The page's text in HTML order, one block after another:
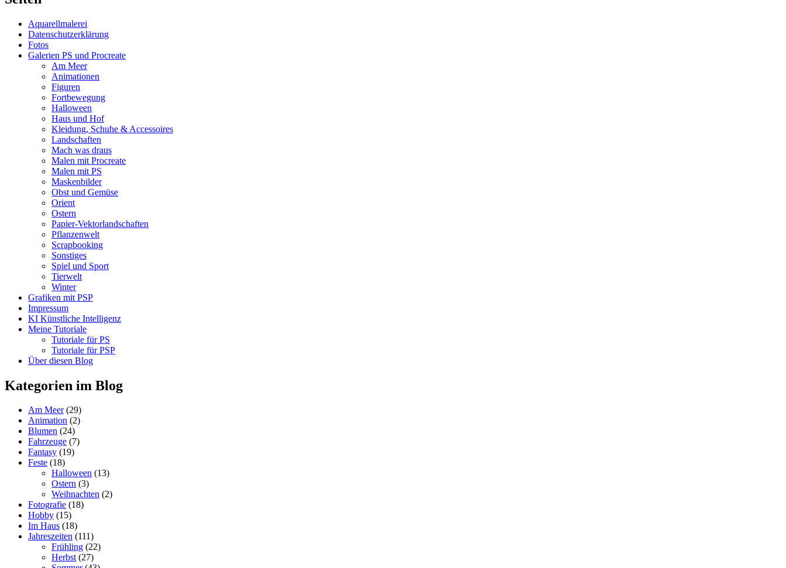
Aquarellmalerei
Datenschutzerklärung
Fotos
Galerien PS und Procreate
Am Meer
Animationen
Figuren
Fortbewegung
Halloween
Haus und Hof
Kleidung, Schuhe & Accessoires
Landschaften
Mach was draus
Malen mit Procreate
Malen mit PS
Maskenbilder
Obst und Gemüse
Orient
Ostern
Papier-Vektorlandschaften
Pflanzenwelt
Scrapbooking
Sonstiges
Spiel und Sport
Tierwelt
Winter
Grafiken mit PSP
Impressum
KI Künstliche Intelligenz
Meine Tutoriale
Tutoriale für PS
Tutoriale für PSP
Über diesen Blog
Kategorien im Blog
Am Meer(29)
Animation (2)
Blumen (24)
Fahrzeuge (7)
Fantasy (19)
Feste (18)
Halloween (13)
Ostern (3)
Weihnachten (2)
Fotografie (18)
Hobby (15)
Im Haus (18)
Jahreszeiten (111)
Frühling (22)
Herbst(27)